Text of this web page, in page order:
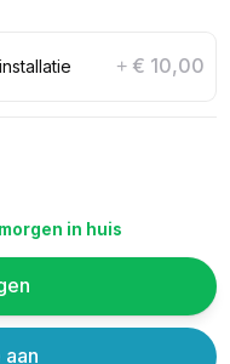
+ € 10,00
in huis